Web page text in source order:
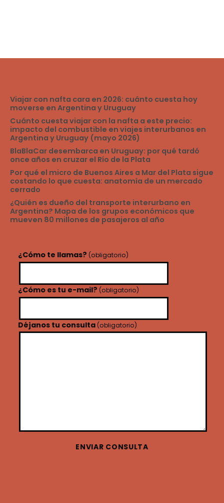
Viajar con nafta cara en 2026: cuánto cuesta hoy
moverse en Argentina y Uruguay
Cuánto cuesta viajar con la nafta a este precio:
impacto del combustible en viajes interurbanos en
Argentina y Uruguay (mayo 2026)
BlaBlaCar desembarca en Uruguay: por qué tardó
once años en cruzar el Río de la Plata
Por qué el micro de Buenos Aires a Mar del Plata sigue
costando lo que cuesta: anatomía de un mercado
cerrado
¿Quién es dueño del transporte interurbano en
Argentina? Mapa de los grupos económicos que
mueven 80 millones de pasajeros al año
¿Cómo te llamas? (obligatorio)
¿Cómo es tu e-mail? (obligatorio)
Déjanos tu consulta (obligatorio)
ENVIAR CONSULTA